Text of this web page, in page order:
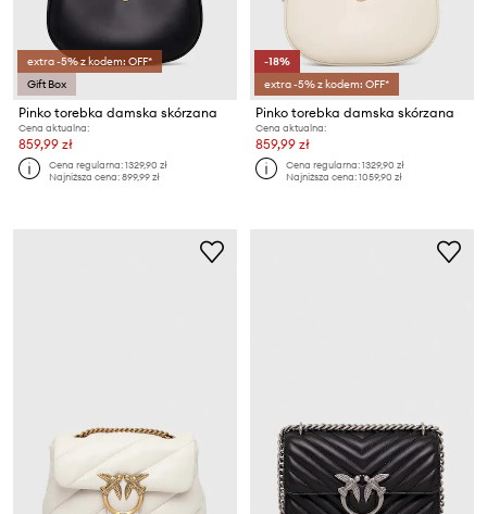
extra -5% z kodem: OFF*
Gift Box
Pinko torebka damska skórzana
Cena aktualna:
859,99 zł
Cena regularna:1329,90 zł
Najniższa cena:899,99 zł
-18%
extra -5% z kodem: OFF*
Pinko torebka damska skórzana
Cena aktualna:
859,99 zł
Cena regularna:1329,90 zł
Najniższa cena:1059,90 zł